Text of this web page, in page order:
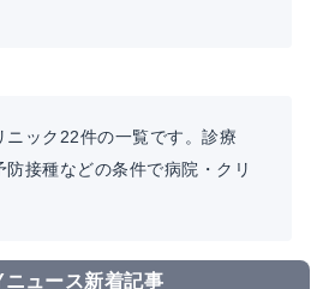
ニック22件の一覧です。診療
接種などの条件で病院・クリ
ニュース新着記事